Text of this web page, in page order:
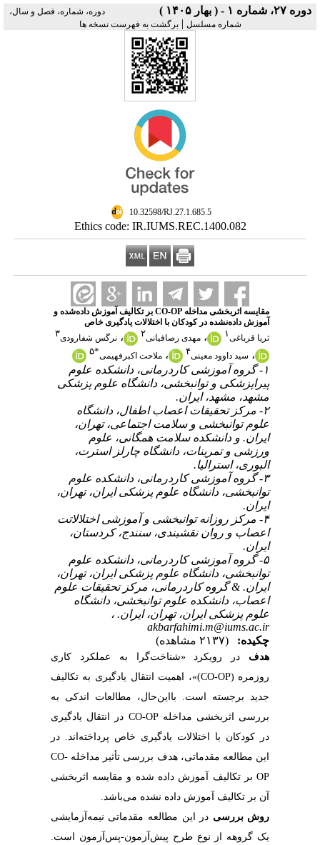
دوره ۲۷، شماره ۱ - ( بهار ۱۴۰۵ )
دوره، شماره، فصل و سال،
شماره مسلسل |برگشت به فهرست نسخه ها
‎ 10.32598/RJ.27.1.685.5
Ethics code: IR.IUMS.REC.1400.082
مقایسه اثربخشی مداخله CO-OP بر تکالیف آموزش داده‌شده و
آموزش داده‌نشده در کودکان با اختلالات یادگیری خاص
ثریا قرباغی۱ ، مهدی رصافیانی۲ ، نرگس شفارودی۳
، سید داوود معینی۴ ، ملاحت اکبرفهیمی*۵
۱- گروه آموزشی کاردرمانی، دانشکده علوم
پیراپزشکی و توانبخشی، دانشگاه علوم پزشکی
مشهد، مشهد، ایران.
۲- مرکز تحقیقات اعصاب اطفال، دانشگاه
علوم توانبخشی و سلامت اجتماعی، تهران،
ایران. و دانشکده سلامت همگانی، علوم
ورزشی و تمرینات، دانشگاه چارلز استرت،
البوری، استرالیا.
۳- گروه آموزشی کاردرمانی، دانشکده علوم
توانبخشی، دانشگاه علوم پزشکی ایران، تهران،
ایران.
۴- مرکز روزانه توانبخشی و آموزشی اختلالاتت
اعصاب و روان نقشبندی، سنندج، کردستان،
ایران.
۵- گروه آموزشی کاردرمانی، دانشکده علوم
توانبخشی، دانشگاه علوم پزشکی ایران، تهران،
ایران. & گروه کاردرمانی، مرکز تحقیقات علوم
اعصاب، دانشکده علوم توانبخشی، دانشگاه
علوم پزشکی ایران، تهران، ایران. ،
akbarfahimi.m@iums.ac.ir
چکیده:
(۲۱۳۷ مشاهده)
هدف در رویکرد «شناخت‌گرا به عملکرد کاری
روزمره (CO-OP)»، اهمیت انتقال یادگیری به تکالیف
جدید برجسته است. بااین‌حال، مطالعات اندکی به
بررسی اثربخشی مداخله CO-OP در انتقال یادگیری
در کودکان با اختلالات یادگیری خاص پرداخته‌اند. در
این مطالعه مقدماتی، هدف بررسی تأثیر مداخله CO-
OP بر تکالیف آموزش داده شده و مقایسه اثربخشی
آن بر تکالیف آموزش داده نشده می‌باشد.
روش بررسی در این مطالعه مقدماتی نیمه‌آزمایشی
یک گروهه از نوع طرح پیش‌آزمون-پس‌آزمون است.